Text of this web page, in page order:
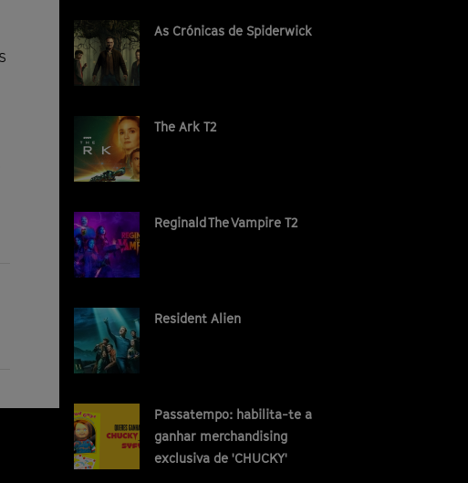
As Crónicas de Spiderwick
The Ark T2
Reginald The Vampire T2
Resident Alien
Passatempo: habilita-te a
ganhar merchandising
exclusiva de 'CHUCKY'